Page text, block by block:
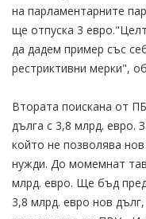
на парламентарните
ще отпуска 3
да дадем пример със
рестриктивни мерки",
Втората поискана от
дълга с 3,8 млрд. евро.
който не позволява
нужди. До момемнат
млрд. евро. Ще бъд
3,8 млрд. евро нов